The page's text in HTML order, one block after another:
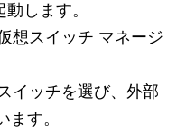
します。
想スイッチ マネージ
イッチを選び、外部
す。